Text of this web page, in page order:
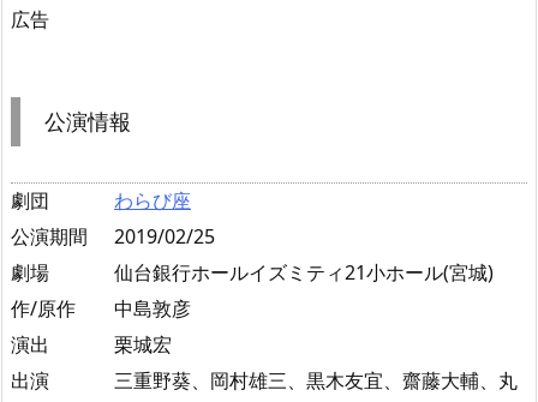
広告
公演情報
劇団
わらび座
公演期間
2019/02/25
劇場
仙台銀行ホールイズミティ21小ホール(宮城)
作/原作
中島敦彦
演出
栗城宏
出演
三重野葵、岡村雄三、黒木友宜、齋藤大輔、丸